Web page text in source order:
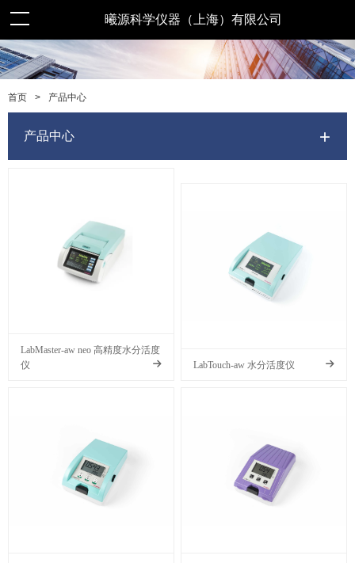
曦源科学仪器（上海）有限公司
首页 > 产品中心
产品中心
LabMaster-aw neo 高精度水分活度
仪
LabTouch-aw 水分活度仪